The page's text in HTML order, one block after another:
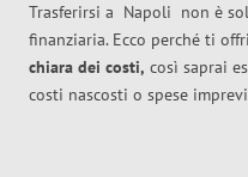
Trasferirsi a Napoli non è
finanziaria. Ecco perché ti
chiara dei costi, così saprai
costi nascosti o spese